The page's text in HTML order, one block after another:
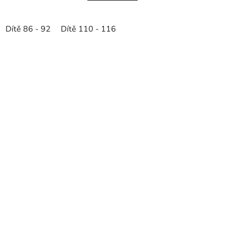
Dítě 86 - 92 Dítě 110 - 116